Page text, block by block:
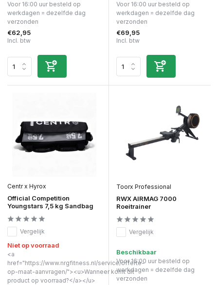
Voor 16:00 uur besteld op
werkdagen = dezelfde dag
verzonden
€62,95
Incl. btw
Voor 16:00 uur besteld op
werkdagen = dezelfde dag
verzonden
€69,95
Incl. btw
Centr x Hyrox
Official Competition
Youngstars 7,5 kg Sandbag
Vergelijk
Niet op voorraad
<a
href="https://www.nrgfitness.nl/service/offerte-
op-maat-aanvragen/"><u>Wanneer komt dit
product op voorraad?</a></u>
Toorx Professional
RWX AIRMAG 7000
Roeitrainer
Vergelijk
Beschikbaar
Voor 16:00 uur besteld op
werkdagen = dezelfde dag
verzonden